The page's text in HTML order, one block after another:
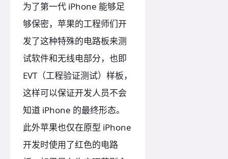
为了第一代 iPhone 能够足
够保密，苹果的工程师们开
发了这种特殊的电路板来测
试软件和无线电部分，也即
EVT（工程验证测试）样板，
这样可以保证开发人员不会
知道 iPhone 的最终形态。
此外苹果也仅在原型 iPhone
开发时使用了红色的电路